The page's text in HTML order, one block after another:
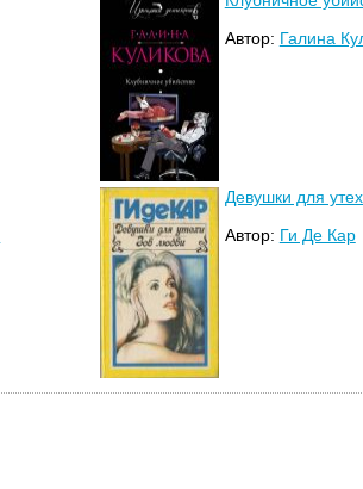
Автор: Галина
Девушки для
Автор: Ги Де Кар